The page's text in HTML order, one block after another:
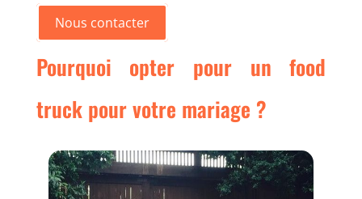
Nous contacter
Pourquoi opter pour un food
truck pour votre mariage ?